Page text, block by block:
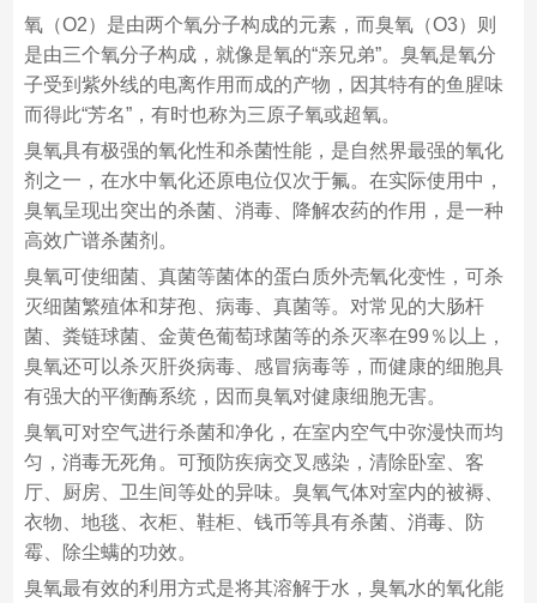
氧（O2）是由两个氧分子构成的元素，而臭氧（O3）则
是由三个氧分子构成，就像是氧的“亲兄弟”。臭氧是氧分
子受到紫外线的电离作用而成的产物，因其特有的鱼腥味
而得此“芳名”，有时也称为三原子氧或超氧。
臭氧具有极强的氧化性和杀菌性能，是自然界最强的氧化
剂之一，在水中氧化还原电位仅次于氟。在实际使用中，
臭氧呈现出突出的杀菌、消毒、降解农药的作用，是一种
高效广谱杀菌剂。
臭氧可使细菌、真菌等菌体的蛋白质外壳氧化变性，可杀
灭细菌繁殖体和芽孢、病毒、真菌等。对常见的大肠杆
菌、粪链球菌、金黄色葡萄球菌等的杀灭率在99％以上，
臭氧还可以杀灭肝炎病毒、感冒病毒等，而健康的细胞具
有强大的平衡酶系统，因而臭氧对健康细胞无害。
臭氧可对空气进行杀菌和净化，在室内空气中弥漫快而均
匀，消毒无死角。可预防疾病交叉感染，清除卧室、客
厅、厨房、卫生间等处的异味。臭氧气体对室内的被褥、
衣物、地毯、衣柜、鞋柜、钱币等具有杀菌、消毒、防
霉、除尘螨的功效。
臭氧最有效的利用方式是将其溶解于水，臭氧水的氧化能